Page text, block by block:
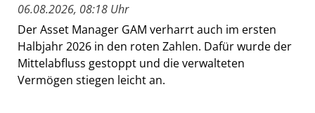
06.08.2026, 08:18 Uhr
Der Asset Manager GAM verharrt auch im ersten
Halbjahr 2026 in den roten Zahlen. Dafür wurde der
Mittelabfluss gestoppt und die verwalteten
Vermögen stiegen leicht an.